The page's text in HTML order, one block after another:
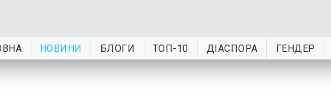
НОВИНИ БЛОГИ ТОП-10 ДІАСПОРА ГЕНДЕР